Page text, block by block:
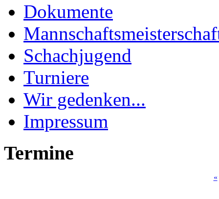
Dokumente
Schachjugend
Turniere
Wir gedenken...
Impressum
Termine
«